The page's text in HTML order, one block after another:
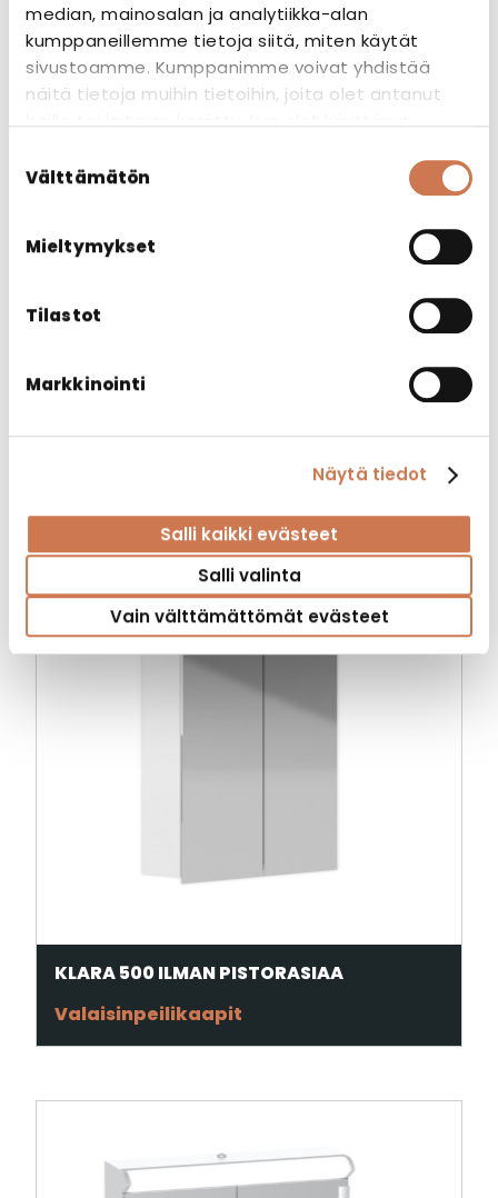
median, mainosalan ja analytiikka-alan
kumppaneillemme tietoja siitä, miten käytät
sivustoamme. Kumppanimme voivat yhdistää
näitä tietoja muihin tietoihin, joita olet antanut
valinta
Välttämätön
Mieltymykset
Tilastot
Markkinointi
Näytä tiedot
Salli kaikki evästeet
Salli valinta
Vain välttämättömät evästeet
CE-merkki
vakuuttaa tuotteen täyttävän sitä
vaaditut tarkastukset.
Tutustu myös
KLARA 500 ILMAN PISTORASIAA
Valaisinpeilikaapit